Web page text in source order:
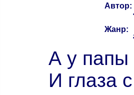
Автор:
Жанр:
А у папы
И глаза